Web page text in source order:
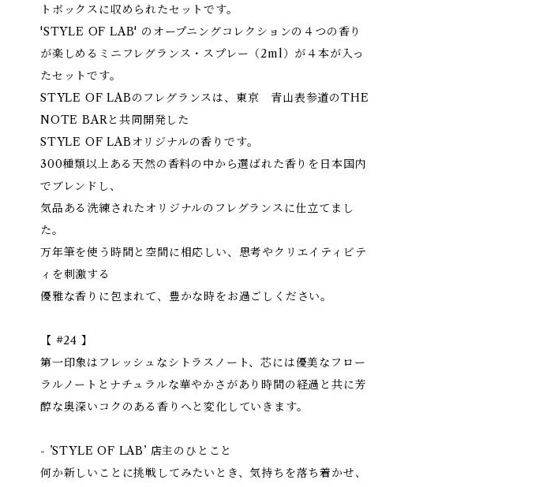
トボックスに収められたセットです。
'STYLE OF LAB' のオープニングコレクションの４つの香り
が楽しめるミニフレグランス・スプレー（2ml）が４本が入っ
たセットです。
STYLE OF LABのフレグランスは、東京 青山表参道のTHE
NOTE BARと共同開発した
STYLE OF LABオリジナルの香りです。
300種類以上ある天然の香料の中から選ばれた香りを日本国内
でブレンドし、
気品ある洗練されたオリジナルのフレグランスに仕立てまし
た。
万年筆を使う時間と空間に相応しい、思考やクリエイティビテ
ィを刺激する
優雅な香りに包まれて、豊かな時をお過ごしください。
【 #24 】
第一印象はフレッシュなシトラスノート、芯には優美なフロー
ラルノートとナチュラルな華やかさがあり時間の経過と共に芳
醇な奥深いコクのある香りへと変化していきます。
- ’STYLE OF LAB’ 店主のひとこと
何か新しいことに挑戦してみたいとき、気持ちを落ち着かせ、